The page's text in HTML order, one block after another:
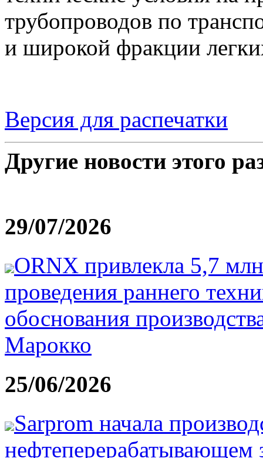
трубопроводов по
и широкой фракции
Версия для распечатки
Другие новости этого
29/07/2026
ORNX привлекла 5,7
проведения раннего
обоснования
Марокко
25/06/2026
Sarprom начала
нефтеперерабатывающем